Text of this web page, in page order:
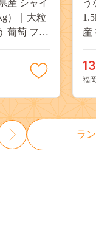
産 シャイ
）｜大粒
葡萄 フル
う
産
う
き
福
ラ